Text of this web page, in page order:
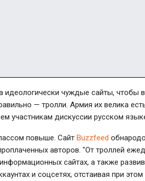
идеологически чуждые сайты, чтобы
— тролли. Армия их велика
участникам дискуссии русском
повыше. Сайт Buzzfeed
авторов. "От троллей
сайтах, а также
и соцсетях, отстаивая при